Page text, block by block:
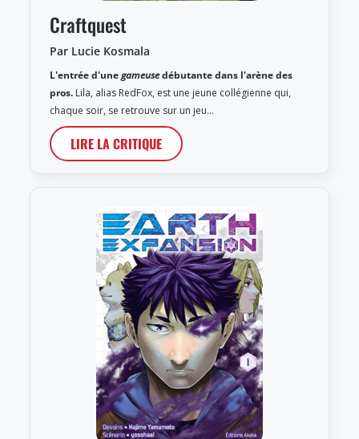
Craftquest
Par Lucie Kosmala
L'entrée d'unegameusedébutante dans l'arène des
pros. Lila, alias RedFox, est une jeune collégienne qui,
chaque soir, se retrouve sur un jeu…
LIRE LA CRITIQUE